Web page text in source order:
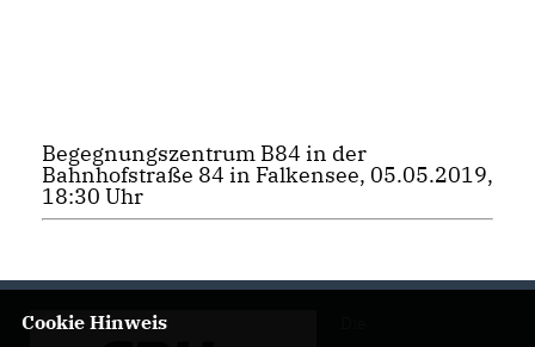
Begegnungszentrum B84 in der
Bahnhofstraße 84 in Falkensee, 05.05.2019,
18:30 Uhr
Cookie Hinweis